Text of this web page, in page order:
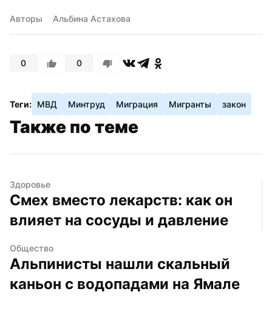
Авторы Альбина Астахова
0 0
Теги: МВД Минтруд Миграция Мигранты закон
Также по теме
Здоровье
Смех вместо лекарств: как он
влияет на сосуды и давление
Общество
Альпинисты нашли скальный
каньон с водопадами на Ямале